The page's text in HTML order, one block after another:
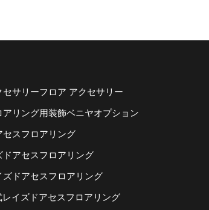
レイズドアセスフロアリング
ドアセスフロアリング
アセスフロアリング
スフロアリング
リング用装飾ベニヤオプション
サリーフロア アクセサリー